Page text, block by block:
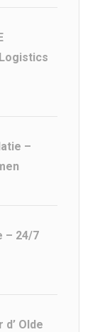
–
– 24/7
Olde